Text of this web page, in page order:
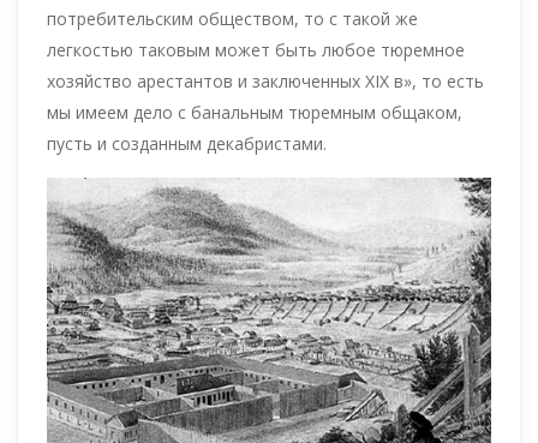
потребительским обществом, то с такой же
легкостью таковым может быть любое тюремное
хозяйство арестантов и заключенных XIX в», то есть
мы имеем дело с банальным тюремным общаком,
пусть и созданным декабристами.